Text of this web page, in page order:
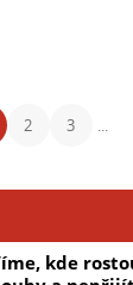
2 3
kde